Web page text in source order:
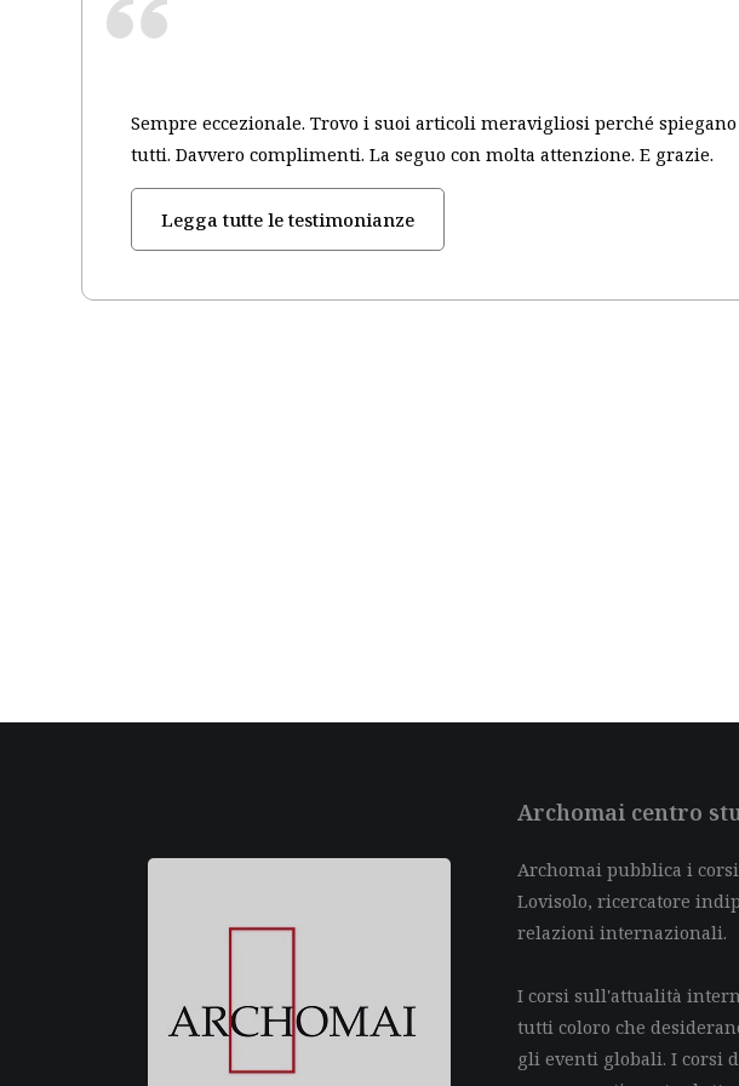
Sempre eccezionale. Trovo i suoi articoli meravigliosi perché
tutti. Davvero complimenti. La seguo con molta attenzione. E grazie.
Legga tutte le testimonianze
Archomai centro
Archomai pubblica i
Lovisolo, ricercatore
relazioni internazionali.
I corsi sull'attualità
tutti coloro che
gli eventi globali. I corsi